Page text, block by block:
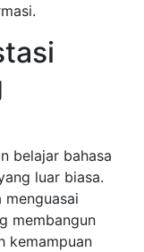
belajar bahasa
luar biasa.
membangun
kemampuan